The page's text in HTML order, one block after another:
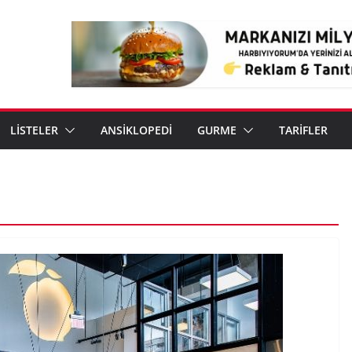
LİSTELER ANSİKLOPEDİ GURME TARİFLER